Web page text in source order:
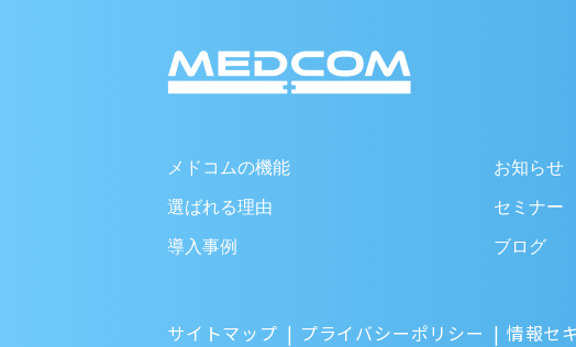
メドコムの機能
選ばれる理由
導入事例
お知らせ
セミナー
ブログ
サイトマップ プライバシーポリシー 情報セ